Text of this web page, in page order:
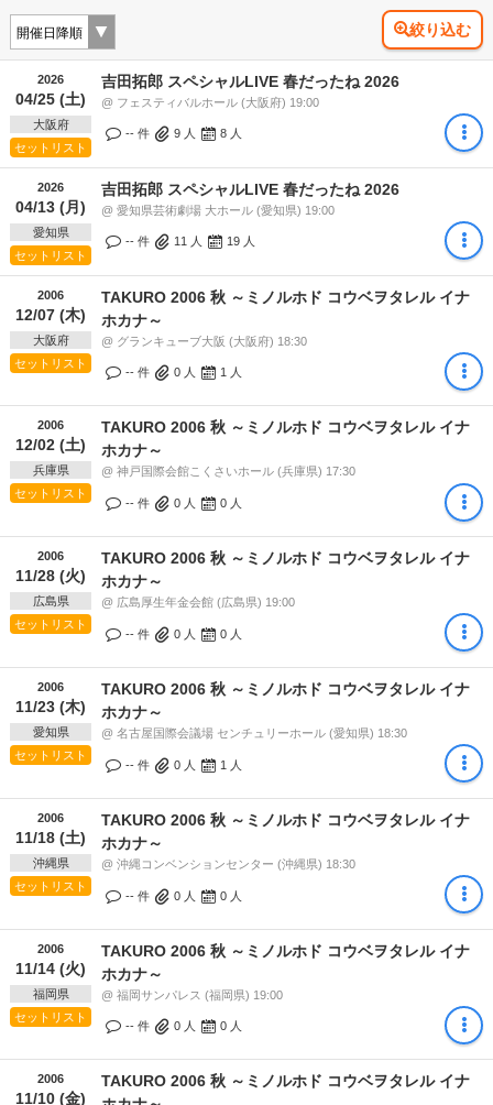
絞り込む
2026
04/25 (土)
大阪府
セットリスト
吉田拓郎 スペシャルLIVE 春だったね 2026
@ フェスティバルホール (大阪府) 19:00
-- 件 9 人 8 人
2026
04/13 (月)
愛知県
セットリスト
吉田拓郎 スペシャルLIVE 春だったね 2026
@ 愛知県芸術劇場 大ホール (愛知県) 19:00
-- 件 11 人 19 人
2006
12/07 (木)
大阪府
セットリスト
TAKURO 2006 秋 ～ミノルホド コウベヲタレル イナ
ホカナ～
@ グランキューブ大阪 (大阪府) 18:30
-- 件 0 人 1 人
2006
12/02 (土)
兵庫県
セットリスト
TAKURO 2006 秋 ～ミノルホド コウベヲタレル イナ
ホカナ～
@ 神戸国際会館こくさいホール (兵庫県) 17:30
-- 件 0 人 0 人
2006
11/28 (火)
広島県
セットリスト
TAKURO 2006 秋 ～ミノルホド コウベヲタレル イナ
ホカナ～
@ 広島厚生年金会館 (広島県) 19:00
-- 件 0 人 0 人
2006
11/23 (木)
愛知県
セットリスト
TAKURO 2006 秋 ～ミノルホド コウベヲタレル イナ
ホカナ～
@ 名古屋国際会議場 センチュリーホール (愛知県) 18:30
-- 件 0 人 1 人
2006
11/18 (土)
沖縄県
セットリスト
TAKURO 2006 秋 ～ミノルホド コウベヲタレル イナ
ホカナ～
@ 沖縄コンベンションセンター (沖縄県) 18:30
-- 件 0 人 0 人
2006
11/14 (火)
福岡県
セットリスト
TAKURO 2006 秋 ～ミノルホド コウベヲタレル イナ
ホカナ～
@ 福岡サンパレス (福岡県) 19:00
-- 件 0 人 0 人
2006
11/10 (金)
TAKURO 2006 秋 ～ミノルホド コウベヲタレル イナ